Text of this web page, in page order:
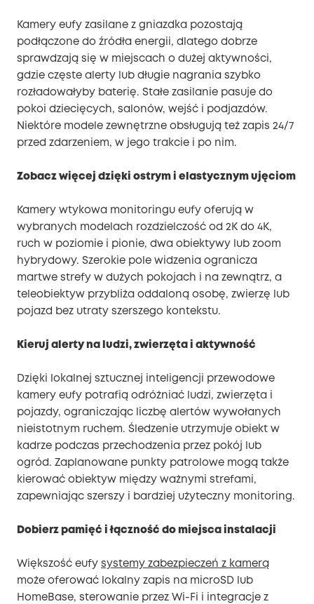
Kamery eufy zasilane z gniazdka pozostają
podłączone do źródła energii, dlatego dobrze
sprawdzają się w miejscach o dużej aktywności,
gdzie częste alerty lub długie nagrania szybko
rozładowałyby baterię. Stałe zasilanie pasuje do
pokoi dziecięcych, salonów, wejść i podjazdów.
Niektóre modele zewnętrzne obsługują też zapis 24/7
przed zdarzeniem, w jego trakcie i po nim.
Zobacz więcej dzięki ostrym i elastycznym ujęciom
Kamery wtykowa monitoringu eufy oferują w
wybranych modelach rozdzielczość od 2K do 4K,
ruch w poziomie i pionie, dwa obiektywy lub zoom
hybrydowy. Szerokie pole widzenia ogranicza
martwe strefy w dużych pokojach i na zewnątrz, a
teleobiektyw przybliża oddaloną osobę, zwierzę lub
pojazd bez utraty szerszego kontekstu.
Kieruj alerty na ludzi, zwierzęta i aktywność
Dzięki lokalnej sztucznej inteligencji przewodowe
kamery eufy potrafią odróżniać ludzi, zwierzęta i
pojazdy, ograniczając liczbę alertów wywołanych
nieistotnym ruchem. Śledzenie utrzymuje obiekt w
kadrze podczas przechodzenia przez pokój lub
ogród. Zaplanowane punkty patrolowe mogą także
kierować obiektyw między ważnymi strefami,
zapewniając szerszy i bardziej użyteczny monitoring.
Dobierz pamięć i łączność do miejsca instalacji
Większość eufy systemy zabezpieczeń z kamerą
może oferować lokalny zapis na microSD lub
HomeBase, sterowanie przez Wi-Fi i integracje z